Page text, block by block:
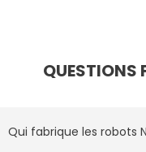
QUESTIONS
Qui fabrique les robots